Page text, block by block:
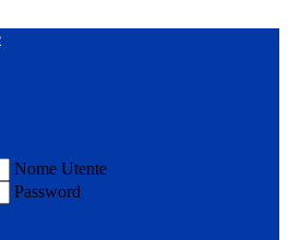
Nome Utente
Password